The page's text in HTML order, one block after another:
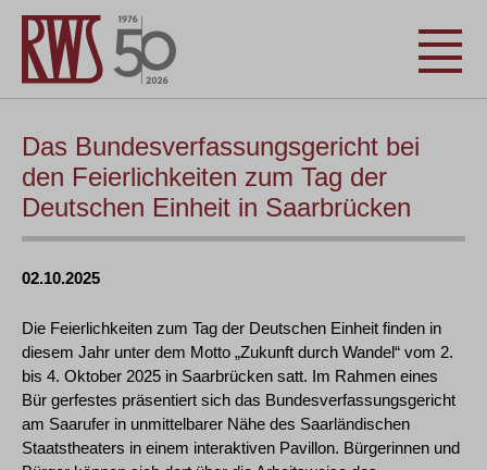
Das Bundesverfassungsgericht bei
den Feierlichkeiten zum Tag der
Deutschen Einheit in Saarbrücken
02.10.2025
Die Feierlichkeiten zum Tag der Deutschen Einheit finden in
diesem Jahr unter dem Motto „Zukunft durch Wandel“ vom 2.
bis 4. Oktober 2025 in Saarbrücken satt. Im Rahmen eines
Bür gerfestes präsentiert sich das Bundesverfassungsgericht
am Saarufer in unmittelbarer Nähe des Saarländischen
Staatstheaters in einem interaktiven Pavillon. Bürgerinnen und